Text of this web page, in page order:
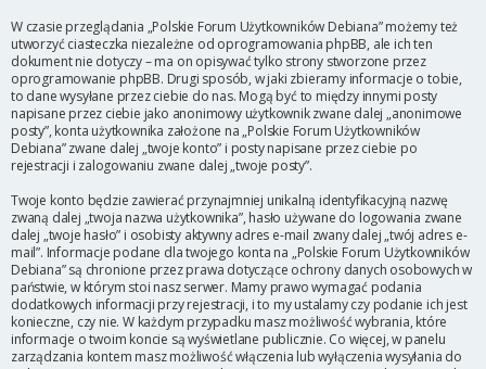
W czasie przeglądania „Polskie Forum Użytkowników Debiana” możemy też
utworzyć ciasteczka niezależne od oprogramowania phpBB, ale ich ten
dokument nie dotyczy – ma on opisywać tylko strony stworzone przez
oprogramowanie phpBB. Drugi sposób, w jaki zbieramy informacje o tobie,
to dane wysyłane przez ciebie do nas. Mogą być to między innymi posty
napisane przez ciebie jako anonimowy użytkownik zwane dalej „anonimowe
posty”, konta użytkownika założone na „Polskie Forum Użytkowników
Debiana” zwane dalej „twoje konto” i posty napisane przez ciebie po
rejestracji i zalogowaniu zwane dalej „twoje posty”.
Twoje konto będzie zawierać przynajmniej unikalną identyfikacyjną nazwę
zwaną dalej „twoja nazwa użytkownika”, hasło używane do logowania zwane
dalej „twoje hasło” i osobisty aktywny adres e-mail zwany dalej „twój adres e-
mail”. Informacje podane dla twojego konta na „Polskie Forum Użytkowników
Debiana” są chronione przez prawa dotyczące ochrony danych osobowych w
państwie, w którym stoi nasz serwer. Mamy prawo wymagać podania
dodatkowych informacji przy rejestracji, i to my ustalamy czy podanie ich jest
konieczne, czy nie. W każdym przypadku masz możliwość wybrania, które
informacje o twoim koncie są wyświetlane publicznie. Co więcej, w panelu
zarządzania kontem masz możliwość włączenia lub wyłączenia wysyłania do